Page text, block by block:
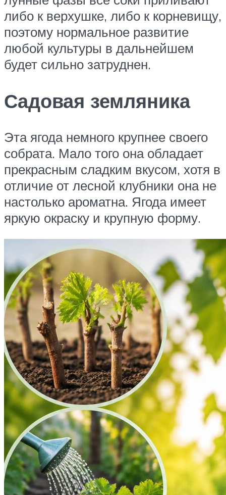
либо к верхушке, либо к корневищу,
поэтому нормальное развитие
любой культуры в дальнейшем
будет сильно затруднен.
Садовая земляника
Эта ягода немного крупнее своего
собрата. Мало того она обладает
прекрасным сладким вкусом, хотя в
отличие от лесной клубники она не
настолько ароматна. Ягода имеет
яркую окраску и крупную форму.